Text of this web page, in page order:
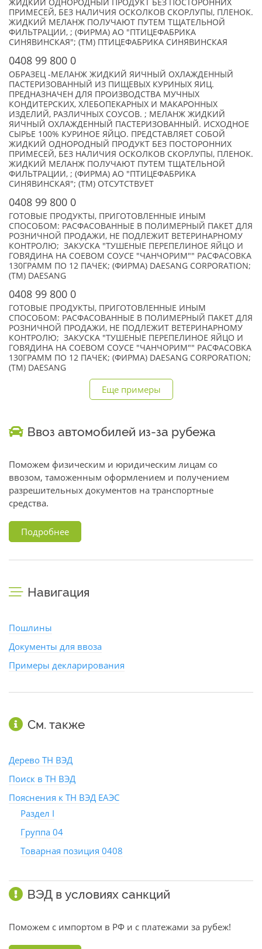
ЖИДКИЙ ОДНОРОДНЫЙ ПРОДУКТ БЕЗ ПОСТОРОННИХ
ПРИМЕСЕЙ, БЕЗ НАЛИЧИЯ ОСКОЛКОВ СКОРЛУПЫ, ПЛЕНОК.
ЖИДКИЙ МЕЛАНЖ ПОЛУЧАЮТ ПУТЕМ ТЩАТЕЛЬНОЙ
ФИЛЬТРАЦИИ, ; (ФИРМА) АО "ПТИЦЕФАБРИКА
СИНЯВИНСКАЯ"; (TM) ПТИЦЕФАБРИКА СИНЯВИНСКАЯ
0408 99 800 0
ОБРАЗЕЦ -МЕЛАНЖ ЖИДКИЙ ЯИЧНЫЙ ОХЛАЖДЕННЫЙ
ПАСТЕРИЗОВАННЫЙ ИЗ ПИЩЕВЫХ КУРИНЫХ ЯИЦ.
ПРЕДНАЗНАЧЕН ДЛЯ ПРОИЗВОДСТВА МУЧНЫХ
КОНДИТЕРСКИХ, ХЛЕБОПЕКАРНЫХ И МАКАРОННЫХ
ИЗДЕЛИЙ, РАЗЛИЧНЫХ СОУСОВ. ; МЕЛАНЖ ЖИДКИЙ
ЯИЧНЫЙ ОХЛАЖДЕННЫЙ ПАСТЕРИЗОВАННЫЙ. ИСХОДНОЕ
СЫРЬЕ 100% КУРИНОЕ ЯЙЦО. ПРЕДСТАВЛЯЕТ СОБОЙ
ЖИДКИЙ ОДНОРОДНЫЙ ПРОДУКТ БЕЗ ПОСТОРОННИХ
ПРИМЕСЕЙ, БЕЗ НАЛИЧИЯ ОСКОЛКОВ СКОРЛУПЫ, ПЛЕНОК.
ЖИДКИЙ МЕЛАНЖ ПОЛУЧАЮТ ПУТЕМ ТЩАТЕЛЬНОЙ
ФИЛЬТРАЦИИ, ; (ФИРМА) АО "ПТИЦЕФАБРИКА
СИНЯВИНСКАЯ"; (TM) ОТСУТСТВУЕТ
0408 99 800 0
ГОТОВЫЕ ПРОДУКТЫ, ПРИГОТОВЛЕННЫЕ ИНЫМ
СПОСОБОМ: РАСФАСОВАННЫЕ В ПОЛИМЕРНЫЙ ПАКЕТ ДЛЯ
РОЗНИЧНОЙ ПРОДАЖИ, НЕ ПОДЛЕЖИТ ВЕТЕРИНАРНОМУ
КОНТРОЛЮ; ЗАКУСКА "ТУШЕНЫЕ ПЕРЕПЕЛИНОЕ ЯЙЦО И
ГОВЯДИНА НА СОЕВОМ СОУСЕ "ЧАНЧОРИМ"" РАСФАСОВКА
130ГРАММ ПО 12 ПАЧЕК; (ФИРМА) DAESANG CORPORATION;
(TM) DAESANG
0408 99 800 0
ГОТОВЫЕ ПРОДУКТЫ, ПРИГОТОВЛЕННЫЕ ИНЫМ
СПОСОБОМ: РАСФАСОВАННЫЕ В ПОЛИМЕРНЫЙ ПАКЕТ ДЛЯ
РОЗНИЧНОЙ ПРОДАЖИ, НЕ ПОДЛЕЖИТ ВЕТЕРИНАРНОМУ
КОНТРОЛЮ; ЗАКУСКА "ТУШЕНЫЕ ПЕРЕПЕЛИНОЕ ЯЙЦО И
ГОВЯДИНА НА СОЕВОМ СОУСЕ "ЧАНЧОРИМ"" РАСФАСОВКА
130ГРАММ ПО 12 ПАЧЕК; (ФИРМА) DAESANG CORPORATION;
(TM) DAESANG
Еще примеры
Ввоз автомобилей из-за рубежа
Поможем физическим и юридическим лицам со
ввозом, таможенным оформлением и получением
разрешительных документов на транспортные
средства.
Подробнее
Навигация
Пошлины
Документы для ввоза
Примеры декларирования
См. также
Дерево ТН ВЭД
Поиск в ТН ВЭД
Пояснения к ТН ВЭД ЕАЭС
Раздел I
Группа 04
Товарная позиция 0408
ВЭД в условиях санкций
Поможем с импортом в РФ и с платежами за рубеж!